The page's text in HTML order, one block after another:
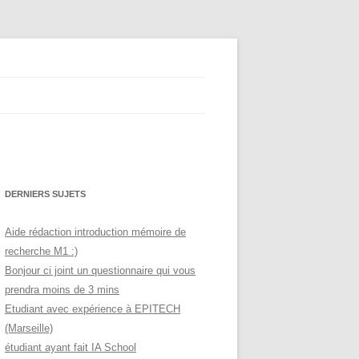
DERNIERS SUJETS
Aide rédaction introduction mémoire de
recherche M1 :)
Bonjour ci joint un questionnaire qui vous
prendra moins de 3 mins
Etudiant avec expérience à EPITECH
(Marseille)
étudiant ayant fait IA School